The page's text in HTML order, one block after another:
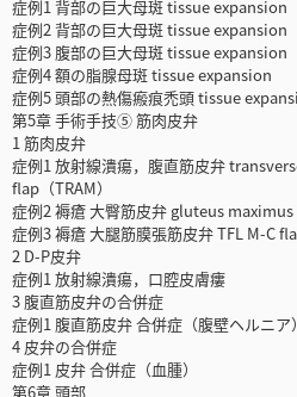
症例1 背部の巨大母斑 tissue expansion
症例2 背部の巨大母斑 tissue expansion
症例3 腹部の巨大母斑 tissue expansion
症例4 額の脂腺母斑 tissue expansion
症例5 頭部の熱傷瘢痕禿頭 tissue
第5章 手術手技⑤ 筋肉皮弁
1 筋肉皮弁
症例1 放射線潰瘍，腹直筋皮弁
flap（TRAM）
症例2 褥瘡 大臀筋皮弁 gluteus
症例3 褥瘡 大腿筋膜張筋皮弁 TFL M-C
2 D-P皮弁
症例1 放射線潰瘍，口腔皮膚瘻
3 腹直筋皮弁の合併症
症例1 腹直筋皮弁 合併症（腹壁ヘルニア）
4 皮弁の合併症
症例1 皮弁 合併症（血腫）
第6章 頭部